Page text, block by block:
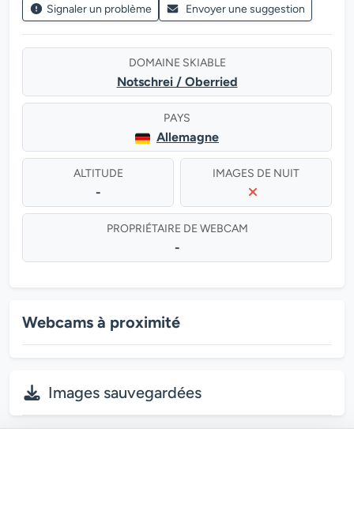
Signaler un problème Envoyer une suggestion
DOMAINE SKIABLE
Notschrei / Oberried
PAYS
Allemagne
ALTITUDE
-
IMAGES DE NUIT
PROPRIÉTAIRE DE WEBCAM
-
Webcams à proximité
Images sauvegardées